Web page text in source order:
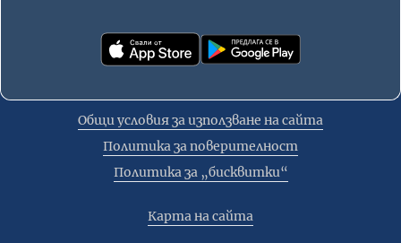
Общи условия за използване на сайта
Политика за поверителност
Политика за „бисквитки“
Карта на сайта